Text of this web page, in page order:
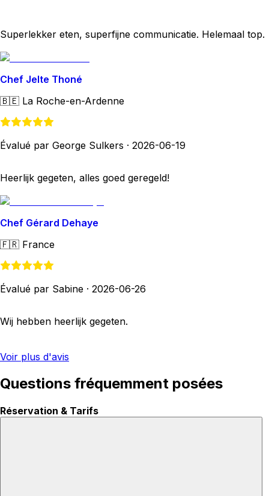
Superlekker eten, superfijne communicatie. Helemaal top.
Chef Jelte Thoné
🇧🇪 La Roche-en-Ardenne
Évalué par George Sulkers · 2026-06-19
Heerlijk gegeten, alles goed geregeld!
Chef Gérard Dehaye
🇫🇷 France
Évalué par Sabine · 2026-06-26
Wij hebben heerlijk gegeten.
Voir plus d'avis
Questions fréquemment posées
Réservation & Tarifs